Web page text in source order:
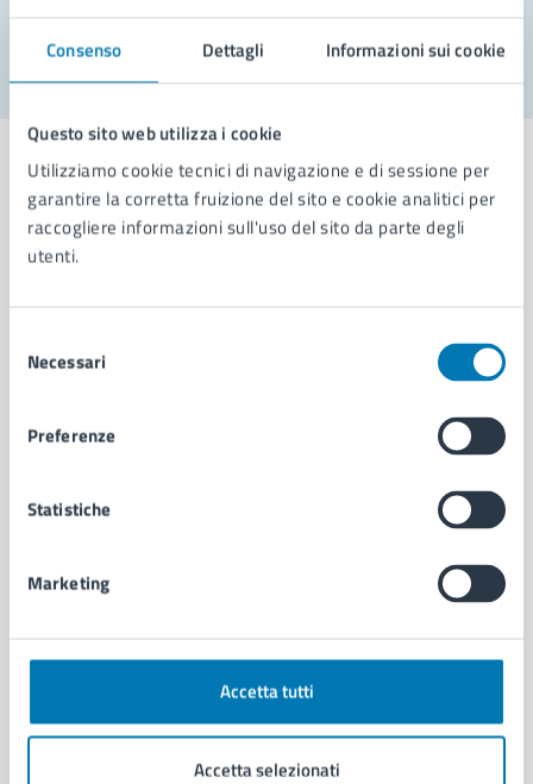
Consenso Dettagli Informazioni sui cookie
Questo sito web utilizza i cookie
Utilizziamo cookie tecnici di navigazione e di sessione per
garantire la corretta fruizione del sito e cookie analitici per
raccogliere informazioni sull'uso del sito da parte degli
utenti.
delNecessari
Preferenze
Statistiche
Marketing
Accetta tutti
Accetta selezionati
Comune di Napoli
Aree amministrative
Uffici
Politici
Intranet, posta aziendale e protocollo
CATEGORIE DI SERVIZIO
Anagrafe e stato civile